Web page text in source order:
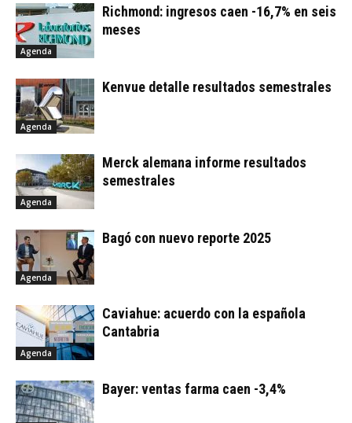
Agenda
Richmond: ingresos caen -16,7% en seis
meses
Agenda
Kenvue detalle resultados semestrales
Agenda
Merck alemana informe resultados
semestrales
Agenda
Bagó con nuevo reporte 2025
Agenda
Caviahue: acuerdo con la española
Cantabria
Bayer: ventas farma caen -3,4%